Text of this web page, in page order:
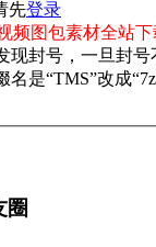
先登录
频图包素材全站
现封号，一旦封号
是“TMS”改成
圈